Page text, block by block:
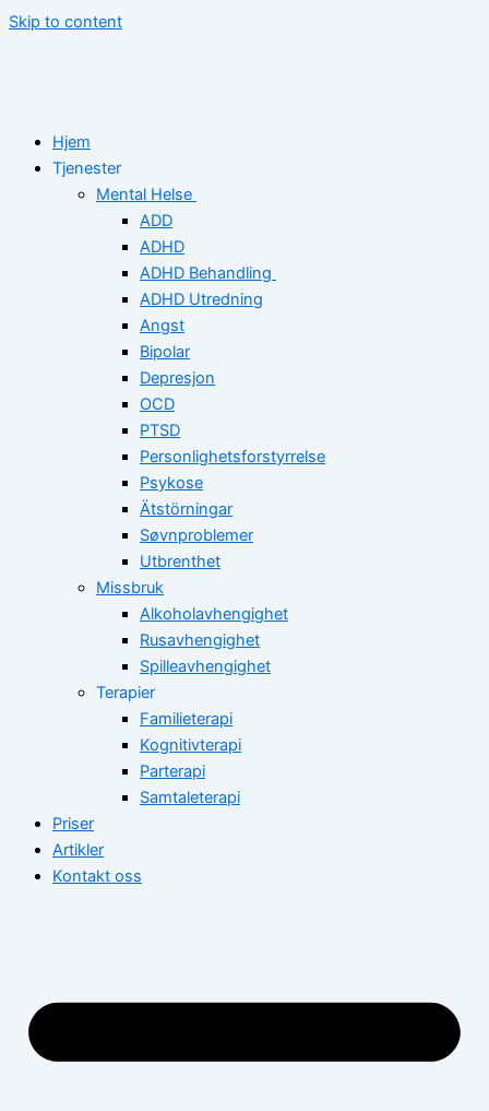
Skip to content
Hjem
Tjenester
Mental Helse
ADD
ADHD
ADHD Behandling
ADHD Utredning
Angst
Bipolar
Depresjon
OCD
PTSD
Personlighetsforstyrrelse
Psykose
Ätstörningar
Søvnproblemer
Utbrenthet
Missbruk
Alkoholavhengighet
Rusavhengighet
Spilleavhengighet
Terapier
Familieterapi
Kognitivterapi
Parterapi
Samtaleterapi
Priser
Artikler
Kontakt oss